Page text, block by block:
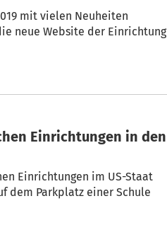
mit vielen Neuheiten
neue Website der Einrichtung
Einrichtungen im US-Staat
dem Parkplatz einer Schule